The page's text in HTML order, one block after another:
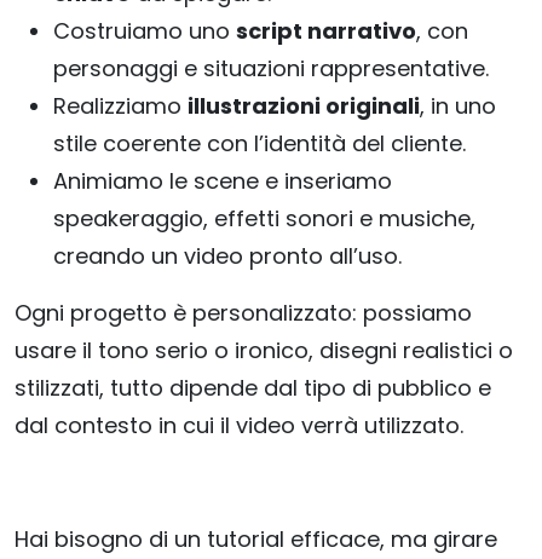
Costruiamo uno script narrativo, con
personaggi e situazioni rappresentative.
Realizziamo illustrazioni originali, in uno
stile coerente con l’identità del cliente.
Animiamo le scene e inseriamo
speakeraggio, effetti sonori e musiche,
creando un video pronto all’uso.
Ogni progetto è personalizzato: possiamo
usare il tono serio o ironico, disegni realistici o
stilizzati, tutto dipende dal tipo di pubblico e
dal contesto in cui il video verrà utilizzato.
Hai bisogno di un tutorial efficace, ma girare